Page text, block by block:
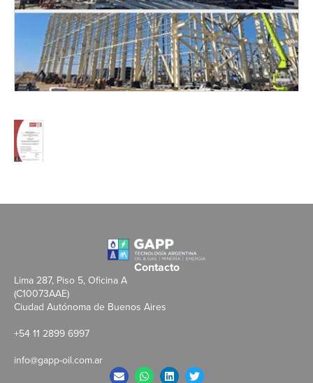
Contacto
Lima 287, Piso 5, Oficina A
(C10073AAE)
Ciudad Autónoma de Buenos Aires
+54 11 2899 6997
info@gapp-oil.com.ar